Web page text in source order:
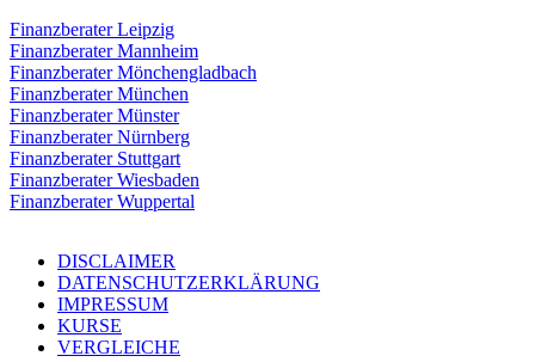
Finanzberater Leipzig
Finanzberater Mannheim
Finanzberater Mönchengladbach
Finanzberater München
Finanzberater Münster
Finanzberater Nürnberg
Finanzberater Stuttgart
Finanzberater Wiesbaden
Finanzberater Wuppertal
DISCLAIMER
DATENSCHUTZERKLÄRUNG
IMPRESSUM
KURSE
VERGLEICHE